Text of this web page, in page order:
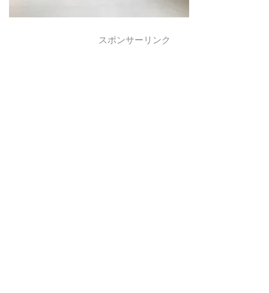
スポンサーリンク